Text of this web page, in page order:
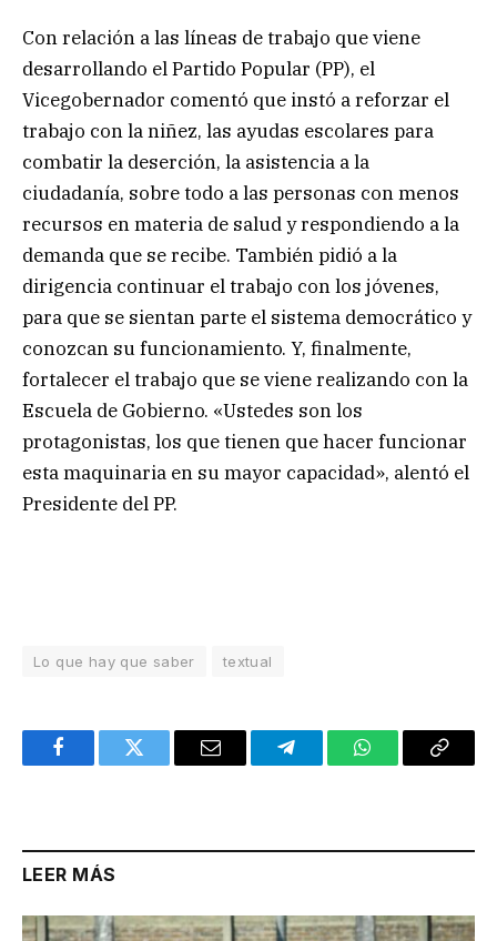
Con relación a las líneas de trabajo que viene
desarrollando el Partido Popular (PP), el
Vicegobernador comentó que instó a reforzar el
trabajo con la niñez, las ayudas escolares para
combatir la deserción, la asistencia a la
ciudadanía, sobre todo a las personas con menos
recursos en materia de salud y respondiendo a la
demanda que se recibe. También pidió a la
dirigencia continuar el trabajo con los jóvenes,
para que se sientan parte el sistema democrático y
conozcan su funcionamiento. Y, finalmente,
fortalecer el trabajo que se viene realizando con la
Escuela de Gobierno. «Ustedes son los
protagonistas, los que tienen que hacer funcionar
esta maquinaria en su mayor capacidad», alentó el
Presidente del PP.
Lo que hay que saber textual
FacebookTwitter Email TelegramWhatsAppCopy
LEER MÁS